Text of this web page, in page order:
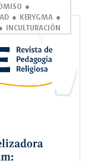
KERYGMA
INCULTURACIÓN